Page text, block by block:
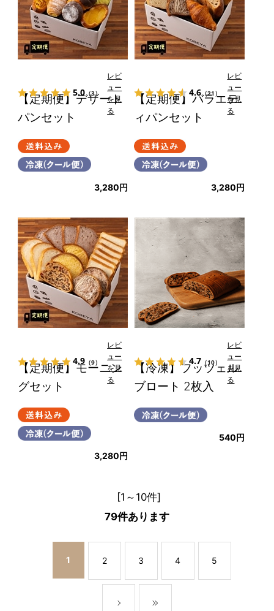
【定期便】デザート
パンセット
5.0（3）
レビ
ュー
を見
る
3,280円
【定期便】バラエテ
ィパンセット
4.6（21）
レビ
ュー
を見
る
3,280円
【定期便】モーニン
グセット
4.9 （9）
レビ
ュー
を見
る
3,280円
【冷凍】フッツェル
ブロート 2枚入
4.7 （10）
レビ
ュー
を見
る
540円
[1～10件]
79件あります
1 2 3 4 5